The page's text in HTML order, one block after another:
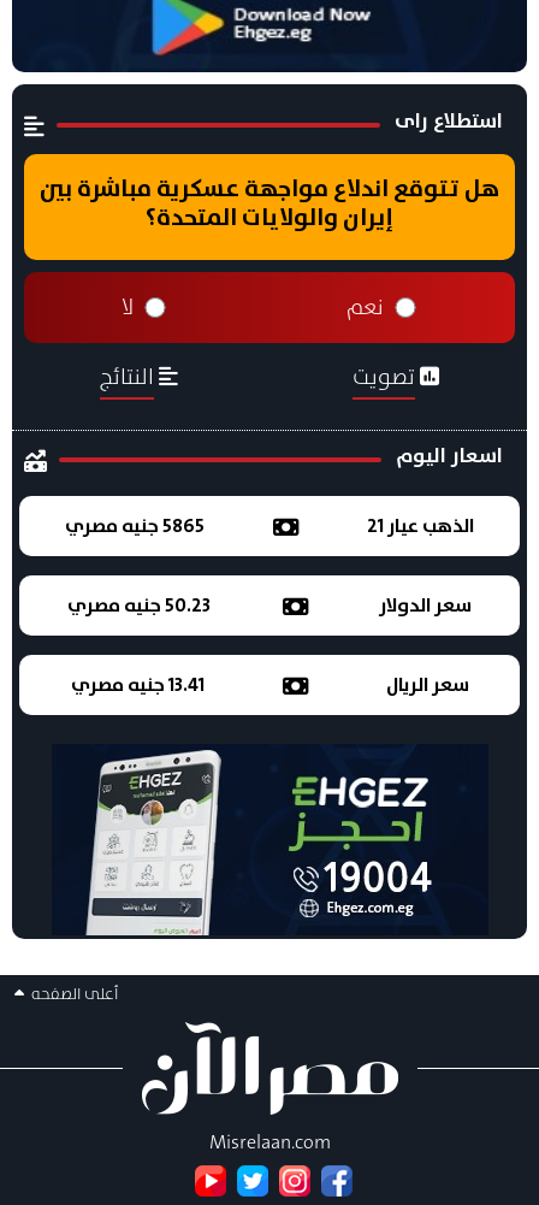
استطلاع راى
هل تتوقع اندلاع مواجهة عسكرية مباشرة بين
إيران والولايات المتحدة؟
نعم لا
تصويت النتائج
اسعار اليوم
الذهب عيار 21 5865 جنيه مصري
سعر الدولار 50.23 جنيه مصري
سعر الريال 13.41 جنيه مصري
أعلى الصفحه
Misrelaan.com